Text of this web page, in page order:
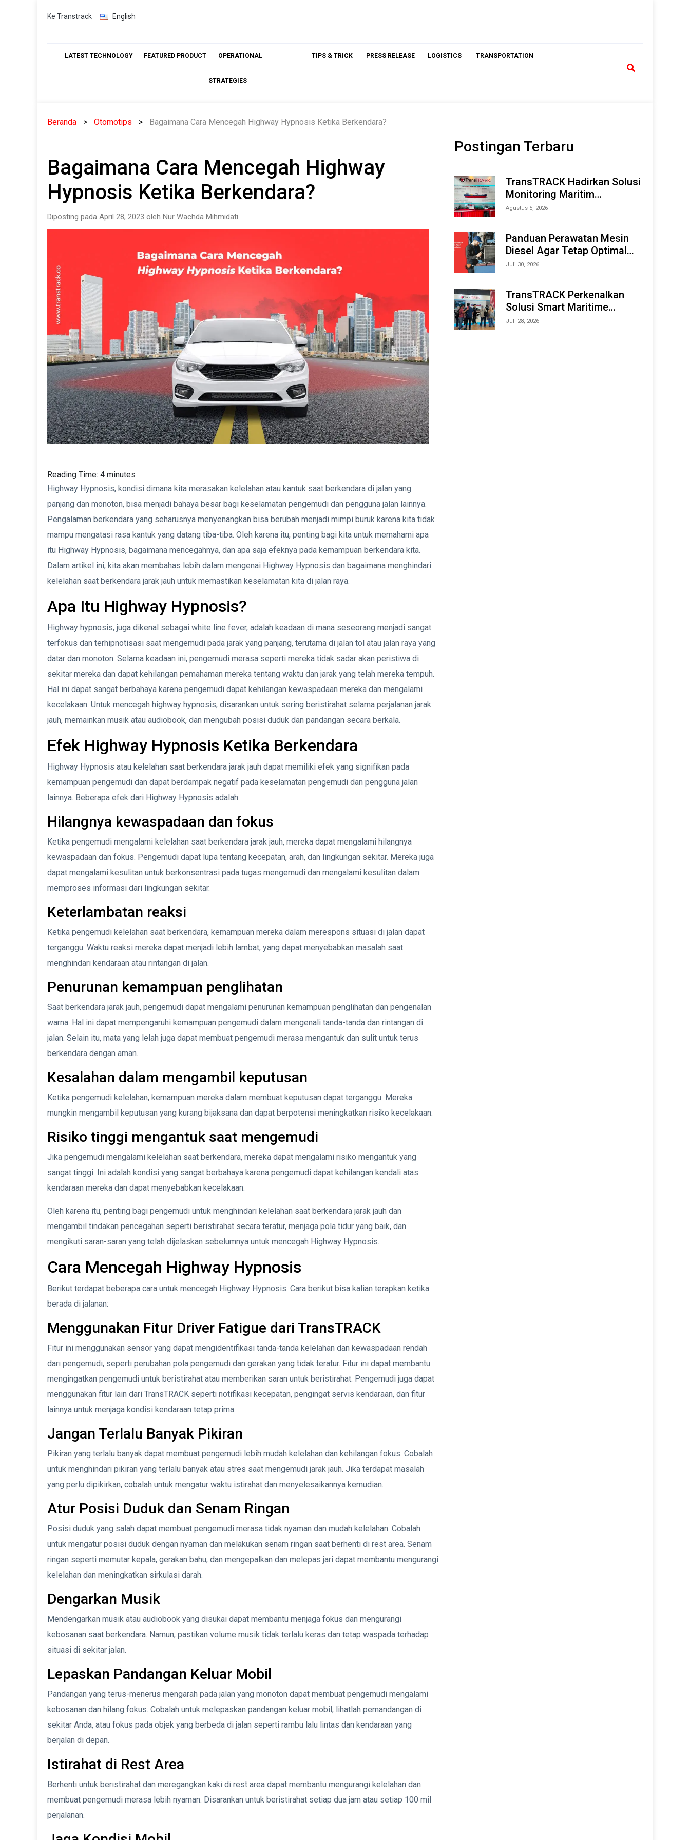
Skip
Ke Transtrack English
LATEST TECHNOLOGY FEATURED PRODUCT OPERATIONAL
STRATEGIES
TIPS & TRICK PRESS RELEASE LOGISTICS TRANSPORTATION
Beranda Otomotips Bagaimana Cara Mencegah Highway Hypnosis Ketika Berkendara?
Bagaimana Cara Mencegah Highway
Hypnosis Ketika Berkendara?
Diposting pada April 28, 2023 oleh Nur Wachda Mihmidati
Reading Time: 4 minutes
Highway Hypnosis, kondisi dimana kita merasakan kelelahan atau kantuk saat berkendara di jalan yang
panjang dan monoton, bisa menjadi bahaya besar bagi keselamatan pengemudi dan pengguna jalan lainnya.
Pengalaman berkendara yang seharusnya menyenangkan bisa berubah menjadi mimpi buruk karena kita tidak
mampu mengatasi rasa kantuk yang datang tiba-tiba. Oleh karena itu, penting bagi kita untuk memahami apa
itu Highway Hypnosis, bagaimana mencegahnya, dan apa saja efeknya pada kemampuan berkendara kita.
Dalam artikel ini, kita akan membahas lebih dalam mengenai Highway Hypnosis dan bagaimana menghindari
kelelahan saat berkendara jarak jauh untuk memastikan keselamatan kita di jalan raya.
Apa Itu Highway Hypnosis?
Highway hypnosis, juga dikenal sebagai white line fever, adalah keadaan di mana seseorang menjadi sangat
terfokus dan terhipnotisasi saat mengemudi pada jarak yang panjang, terutama di jalan tol atau jalan raya yang
datar dan monoton. Selama keadaan ini, pengemudi merasa seperti mereka tidak sadar akan peristiwa di
sekitar mereka dan dapat kehilangan pemahaman mereka tentang waktu dan jarak yang telah mereka tempuh.
Hal ini dapat sangat berbahaya karena pengemudi dapat kehilangan kewaspadaan mereka dan mengalami
kecelakaan. Untuk mencegah highway hypnosis, disarankan untuk sering beristirahat selama perjalanan jarak
jauh, memainkan musik atau audiobook, dan mengubah posisi duduk dan pandangan secara berkala.
Efek Highway Hypnosis Ketika Berkendara
Highway Hypnosis atau kelelahan saat berkendara jarak jauh dapat memiliki efek yang signifikan pada
kemampuan pengemudi dan dapat berdampak negatif pada keselamatan pengemudi dan pengguna jalan
lainnya. Beberapa efek dari Highway Hypnosis adalah:
Hilangnya kewaspadaan dan fokus
Ketika pengemudi mengalami kelelahan saat berkendara jarak jauh, mereka dapat mengalami hilangnya
kewaspadaan dan fokus. Pengemudi dapat lupa tentang kecepatan, arah, dan lingkungan sekitar. Mereka juga
dapat mengalami kesulitan untuk berkonsentrasi pada tugas mengemudi dan mengalami kesulitan dalam
memproses informasi dari lingkungan sekitar.
Keterlambatan reaksi
Ketika pengemudi kelelahan saat berkendara, kemampuan mereka dalam merespons situasi di jalan dapat
terganggu. Waktu reaksi mereka dapat menjadi lebih lambat, yang dapat menyebabkan masalah saat
menghindari kendaraan atau rintangan di jalan.
Penurunan kemampuan penglihatan
Saat berkendara jarak jauh, pengemudi dapat mengalami penurunan kemampuan penglihatan dan pengenalan
warna. Hal ini dapat mempengaruhi kemampuan pengemudi dalam mengenali tanda-tanda dan rintangan di
jalan. Selain itu, mata yang lelah juga dapat membuat pengemudi merasa mengantuk dan sulit untuk terus
berkendara dengan aman.
Kesalahan dalam mengambil keputusan
Ketika pengemudi kelelahan, kemampuan mereka dalam membuat keputusan dapat terganggu. Mereka
mungkin mengambil keputusan yang kurang bijaksana dan dapat berpotensi meningkatkan risiko kecelakaan.
Risiko tinggi mengantuk saat mengemudi
Jika pengemudi mengalami kelelahan saat berkendara, mereka dapat mengalami risiko mengantuk yang
sangat tinggi. Ini adalah kondisi yang sangat berbahaya karena pengemudi dapat kehilangan kendali atas
kendaraan mereka dan dapat menyebabkan kecelakaan.
Oleh karena itu, penting bagi pengemudi untuk menghindari kelelahan saat berkendara jarak jauh dan
mengambil tindakan pencegahan seperti beristirahat secara teratur, menjaga pola tidur yang baik, dan
mengikuti saran-saran yang telah dijelaskan sebelumnya untuk mencegah Highway Hypnosis.
Cara Mencegah Highway Hypnosis
Berikut terdapat beberapa cara untuk mencegah Highway Hypnosis. Cara berikut bisa kalian terapkan ketika
berada di jalanan:
Menggunakan Fitur Driver Fatigue dari TransTRACK
Fitur ini menggunakan sensor yang dapat mengidentifikasi tanda-tanda kelelahan dan kewaspadaan rendah
dari pengemudi, seperti perubahan pola pengemudi dan gerakan yang tidak teratur. Fitur ini dapat membantu
mengingatkan pengemudi untuk beristirahat atau memberikan saran untuk beristirahat. Pengemudi juga dapat
menggunakan fitur lain dari TransTRACK seperti notifikasi kecepatan, pengingat servis kendaraan, dan fitur
lainnya untuk menjaga kondisi kendaraan tetap prima.
Jangan Terlalu Banyak Pikiran
Pikiran yang terlalu banyak dapat membuat pengemudi lebih mudah kelelahan dan kehilangan fokus. Cobalah
untuk menghindari pikiran yang terlalu banyak atau stres saat mengemudi jarak jauh. Jika terdapat masalah
yang perlu dipikirkan, cobalah untuk mengatur waktu istirahat dan menyelesaikannya kemudian.
Atur Posisi Duduk dan Senam Ringan
Posisi duduk yang salah dapat membuat pengemudi merasa tidak nyaman dan mudah kelelahan. Cobalah
untuk mengatur posisi duduk dengan nyaman dan melakukan senam ringan saat berhenti di rest area. Senam
ringan seperti memutar kepala, gerakan bahu, dan mengepalkan dan melepas jari dapat membantu mengurangi
kelelahan dan meningkatkan sirkulasi darah.
Dengarkan Musik
Mendengarkan musik atau audiobook yang disukai dapat membantu menjaga fokus dan mengurangi
kebosanan saat berkendara. Namun, pastikan volume musik tidak terlalu keras dan tetap waspada terhadap
situasi di sekitar jalan.
Lepaskan Pandangan Keluar Mobil
Pandangan yang terus-menerus mengarah pada jalan yang monoton dapat membuat pengemudi mengalami
kebosanan dan hilang fokus. Cobalah untuk melepaskan pandangan keluar mobil, lihatlah pemandangan di
sekitar Anda, atau fokus pada objek yang berbeda di jalan seperti rambu lalu lintas dan kendaraan yang
berjalan di depan.
Istirahat di Rest Area
Berhenti untuk beristirahat dan meregangkan kaki di rest area dapat membantu mengurangi kelelahan dan
membuat pengemudi merasa lebih nyaman. Disarankan untuk beristirahat setiap dua jam atau setiap 100 mil
perjalanan.
Postingan Terbaru
TransTRACK Hadirkan Solusi
Monitoring Maritim
Terintegrasi Berbasis AI &
Offshore Expo (IMOX) 2026
Agustus 5, 2026
Panduan Perawatan Mesin
Diesel Agar Tetap Optimal
dan Tahan Lama
Juli 30, 2026
TransTRACK Perkenalkan
Solusi Smart Maritime
Monitoring Berbasis AI dan
Juli 28, 2026